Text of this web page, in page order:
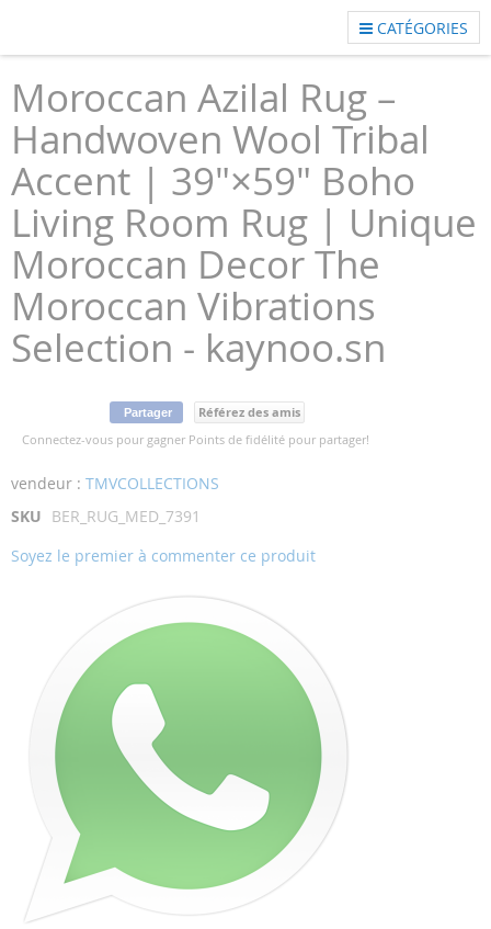
CATÉGORIES
Moroccan Azilal Rug –
Handwoven Wool Tribal
Accent | 39"×59" Boho
Living Room Rug | Unique
Moroccan Decor The
Moroccan Vibrations
Selection - kaynoo.sn
Partager
Référez des amis
Connectez-vous pour gagner Points de fidélité pour partager!
vendeur : TMVCOLLECTIONS
SKU BER_RUG_MED_7391
Soyez le premier à commenter ce produit
Skip
the
end
Skip
the
beginning